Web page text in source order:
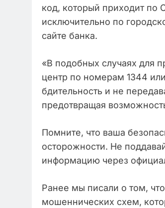
код, который приходит по
исключительно по
сайте банка.
«В подобных случаях для
центр по номерам 1344
бдительность и не
предотвращая
Помните, что ваша
осторожности. Не
информацию через
Ранее мы писали о том,
мошеннических схем,